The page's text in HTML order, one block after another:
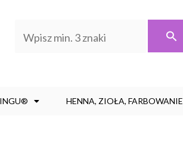
HENNA, ZIOŁA, FARBOWANIE